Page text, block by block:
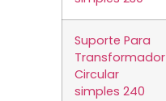
Suporte Para
Transformador
Circular
simples 240